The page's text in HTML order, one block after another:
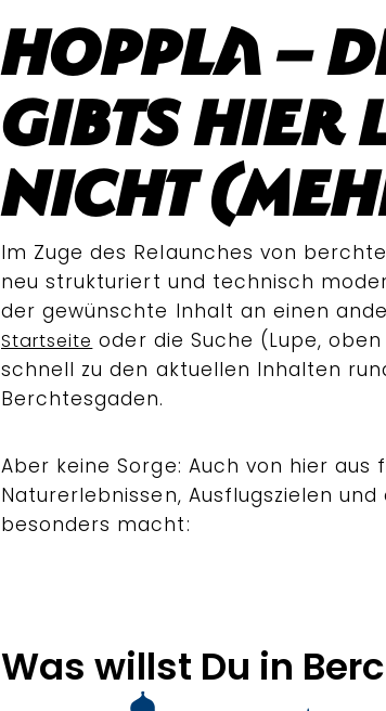
Hoppla –
gibts hier
nicht
Im Zuge des Relaunches von
neu strukturiert und technisch
der gewünschte Inhalt an einen
Startseite oder die Suche (Lupe,
schnell zu den aktuellen Inhalten
Berchtesgaden.
Aber keine Sorge: Auch von hier aus
Naturerlebnissen, Ausflugszielen
besonders macht:
Was willst Du in